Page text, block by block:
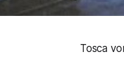
Tosca